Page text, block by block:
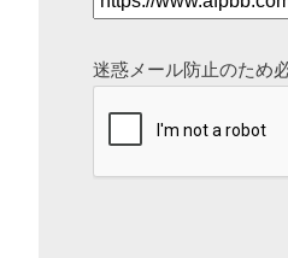
迷惑メール防止のため